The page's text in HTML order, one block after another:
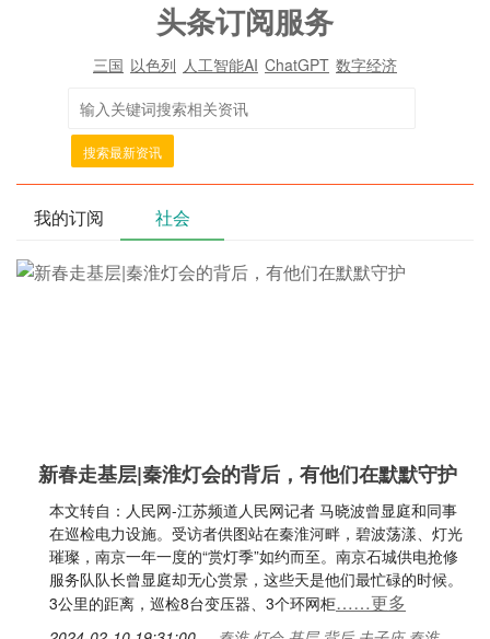
头条订阅服务
三国 以色列 人工智能AI ChatGPT 数字经济
搜索最新资讯
我的订阅 社会
新春走基层|秦淮灯会的背后，有他们在默默守护
本文转自：人民网-江苏频道人民网记者 马晓波曾显庭和同事
在巡检电力设施。受访者供图站在秦淮河畔，碧波荡漾、灯光
璀璨，南京一年一度的“赏灯季”如约而至。南京石城供电抢修
服务队队长曾显庭却无心赏景，这些天是他们最忙碌的时候。
3公里的距离，巡检8台变压器、3个环网柜……更多